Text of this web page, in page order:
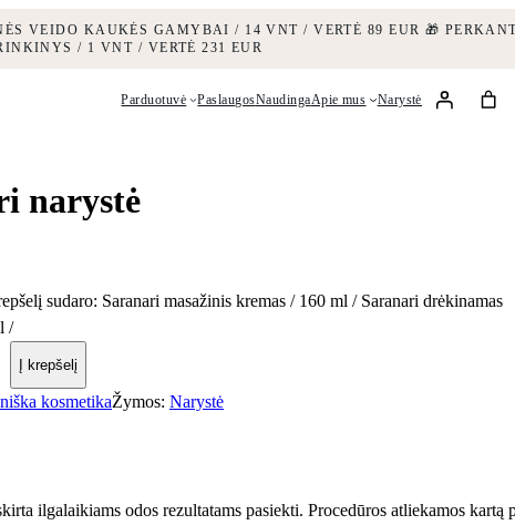
VEIDO KAUKĖS GAMYBAI / 14 VNT / VERTĖ 89 EUR 🎁
/ 1 VNT / VERTĖ 231 EUR
Parduotuvė PaslaugosNaudingaApie mus Narystė
narystė
sudaro: Saranari masažinis kremas / 160 ml / Saranari drėkinamas
/
Į krepšelį
kosmetikaŽymos: Narystė
ilgalaikiams odos rezultatams pasiekti. Procedūros atliekamos kartą